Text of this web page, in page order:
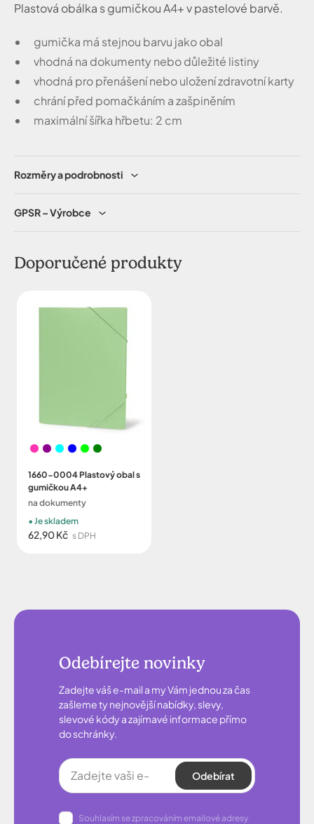
Plastová obálka s gumičkou A4+ v pastelové barvě.
gumička má stejnou barvu jako obal
vhodná na dokumenty nebo důležité listiny
vhodná pro přenášení nebo uložení zdravotní karty
chrání před pomačkáním a zašpiněním
maximální šířka hřbetu: 2 cm
Rozměry a podrobnosti
GPSR – Výrobce
Doporučené produkty
1660-0004 Plastový obal s
gumičkou A4+
na dokumenty
62,90 Kč s DPH
Je skladem
Odebírejte novinky
Zadejte váš e-mail a my Vám jednou za čas
zašleme ty nejnovější nabídky, slevy,
slevové kódy a zajímavé informace přímo
do schránky.
Odebírat
Souhlasím se zpracováním emailové adresy